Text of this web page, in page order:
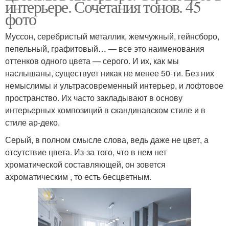
интерьере. Сочетания тонов. 45
фото
Муссон, серебристый металлик, жемчужный, гейнсборо,
пепельный, графитовый… — все это наименования
оттенков одного цвета — серого. И их, как мы
наслышаны, существует никак не менее 50-ти. Без них
немыслимы и ультрасовременный интерьер, и лофтовое
пространство. Их часто закладывают в основу
интерьерных композиций в скандинавском стиле и в
стиле ар-деко.
Серый, в полном смысле слова, ведь даже не цвет, а
отсутствие цвета. Из-за того, что в нем нет
хроматической составляющей, он зовется
ахроматическим , то есть бесцветным.